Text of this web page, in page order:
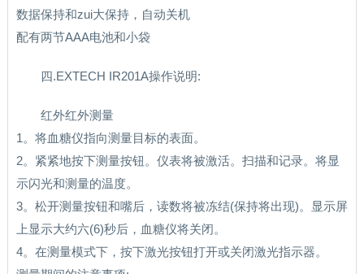
数据保持和zui大保持，自动关机
配有两节AAA电池和小袋
四.EXTECH IR201A操作说明:
红外红外测量
1。将血糖仪指向测量目标的表面。
2。紧紧地按下测量按钮。仪表将被激活。扫描和记录。将显
示闪光和测量的温度。
3。松开测量按钮和嘴后，读数将被冻结(保持将出现)。显示屏
上显示大约六(6)秒后，血糖仪将关闭。
4。在测量模式下，按下激光按钮打开或关闭激光指示器。